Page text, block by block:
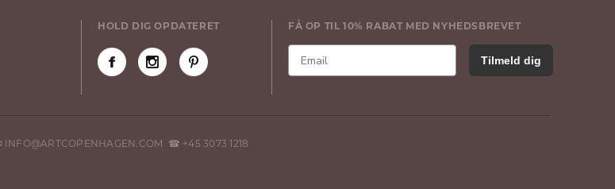
HOLD DIG OPDATERET FÅ OP TIL 10% RABAT MED NYHEDSBREVET
Tilmeld dig
☎ +45 3073 1218